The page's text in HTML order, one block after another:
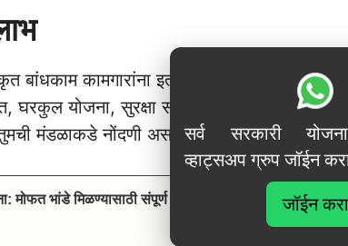
बांधकाम कामगारांना इतरही अनेक योजनांचा लाभ
घरकुल योजना, सुरक्षा संच आणि इतर अनेक
तुमची मंडळाकडे नोंदणी असणे अत्यंत महत्त्वाचे आहे.
मोफत भांडे मिळण्यासाठी संपूर्ण अर्ज प्रक्रिया येथे पहा! Mofat
सर्व सरकारी योजना
व्हाट्सअप ग्रुप जॉईन
जॉईन करा